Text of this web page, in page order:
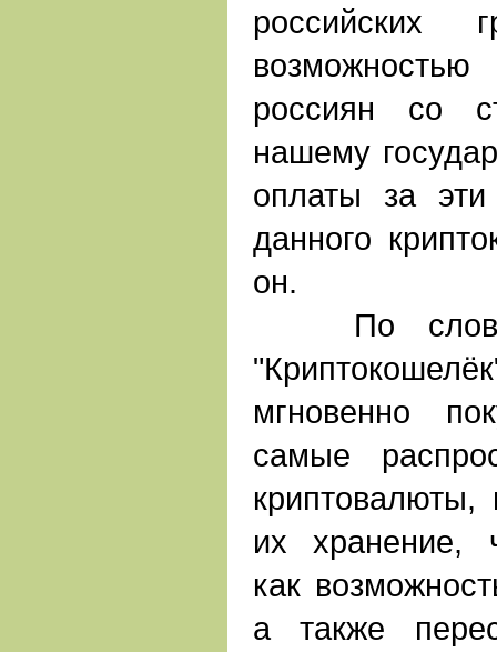
российских
россиян со
нашему
оплаты за эти
данного
он.
По
мгновенно
самые
криптовалюты,
их хранение,
как
а также